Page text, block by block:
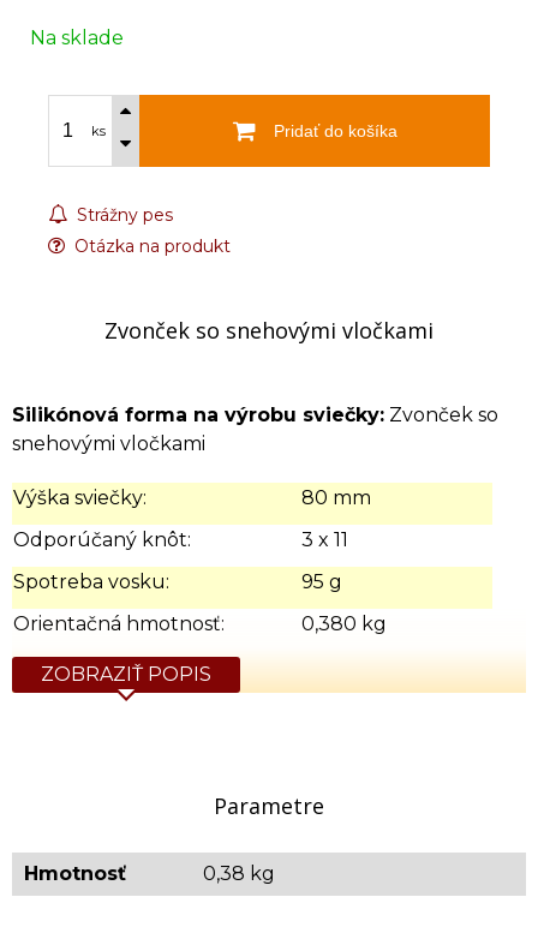
Na sklade
ks Pridať do košíka
Strážny pes
Otázka na produkt
Zvonček so snehovými vločkami
Silikónová forma na výrobu sviečky: Zvonček so
snehovými vločkami
Výška sviečky:
80 mm
Odporúčaný knôt:
3 x 11
Spotreba vosku:
95 g
Orientačná hmotnosť:
0,380 kg
ZOBRAZIŤ POPIS
Parametre
Hmotnosť 0,38 kg